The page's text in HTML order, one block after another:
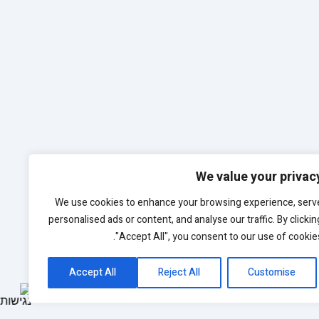
We value your
We use cookies to enhance your browsing experience,
personalised ads or content, and analyse our traffic. By
"Accept All", you consent to our use of
Customise
Reject All
Accept All